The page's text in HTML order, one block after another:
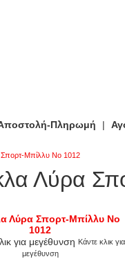
Πληρωμή |
Μπίλλυ Νο 1012
Λύρα
Κάντε κλικ για
μεγέθυνση